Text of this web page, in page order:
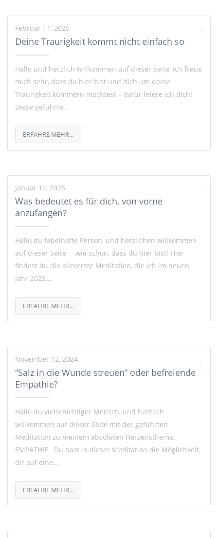
Februar 11, 2025
Deine Traurigkeit kommt nicht einfach so
Hallo und herzlich willkommen auf dieser Seite, ich freue
mich sehr, dass du hier bist und dich um deine
Traurigkeit kümmern möchtest – dafür feiere ich dich!
Diese geführte...
ERFAHRE MEHR...
Januar 14, 2025
Was bedeutet es für dich, von vorne
anzufangen?
Hallo du fabelhafte Person, und herzlichen willkommen
auf dieser Seite – wie schön, dass du hier bist! Hier
findest du die allererste Meditation, die ich im neuen
Jahr 2025...
ERFAHRE MEHR...
November 12, 2024
“Salz in die Wunde streuen” oder befreiende
Empathie?
Hallo du vielschichtiger Mensch, und herzlich
willkommen auf dieser Seite mit der geführten
Meditation zu meinem absoluten Herzensthema:
EMPATHIE. Du hast in dieser Meditation die Möglichkeit,
dir auf eine...
ERFAHRE MEHR...